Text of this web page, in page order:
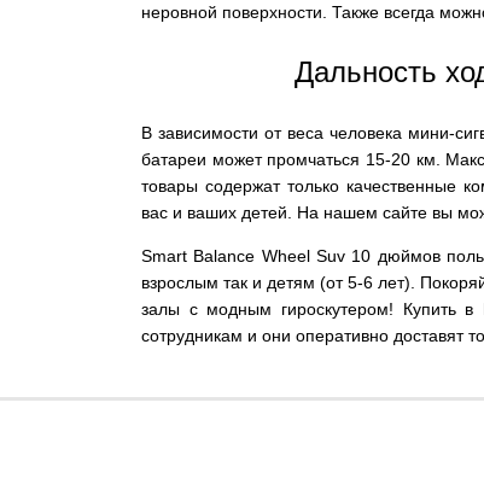
неровной поверхности. Также всегда
Дальность
В зависимости от веса человека мини-
батареи может промчаться 15-20 км.
товары содержат только качественные
вас и ваших детей. На нашем сайте вы
Smart Balance Wheel Suv 10 дюймов
взрослым так и детям (от 5-6 лет).
залы с модным гироскутером! Купить
сотрудникам и они оперативно доставят